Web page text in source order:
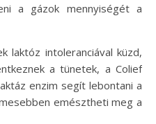
a gázok mennyiségét a
laktóz intoleranciával küzd,
a tünetek, a Colief
enzim segít lebontani a
emésztheti meg a